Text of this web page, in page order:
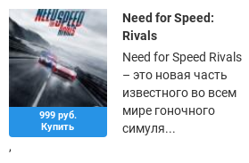
999 руб.
Купить
,
Need for Speed:
Rivals
Need for Speed Rivals
– это новая часть
известного во всем
мире гоночного
симуля...